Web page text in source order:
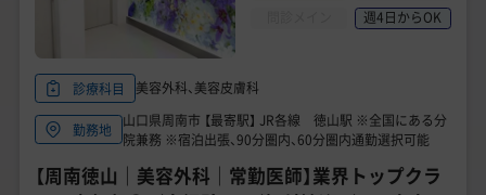
美容外科・美容皮膚科の医師転職体験談
美容クリニックインタビュー
美容医療の転職お役立ち記事
美容医療辞典
週4日からOK
診療科目 美容外科、美容皮膚科
勤務地
山口県周南市 【最寄駅】 JR各線 徳山駅 ※全国にある分
院兼務 ※宿泊出張、90分圏内、60分圏内通勤選択可能
【周南徳山｜美容外科｜常勤医師】業界トップクラ